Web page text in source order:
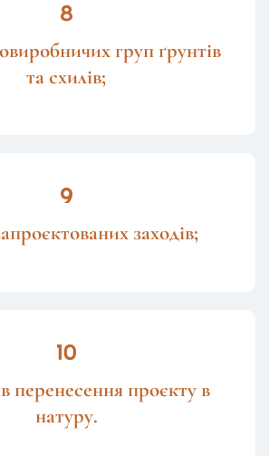
груп ґрунтів
та схилів;
заходів;
перенесення проєкту в
натуру.